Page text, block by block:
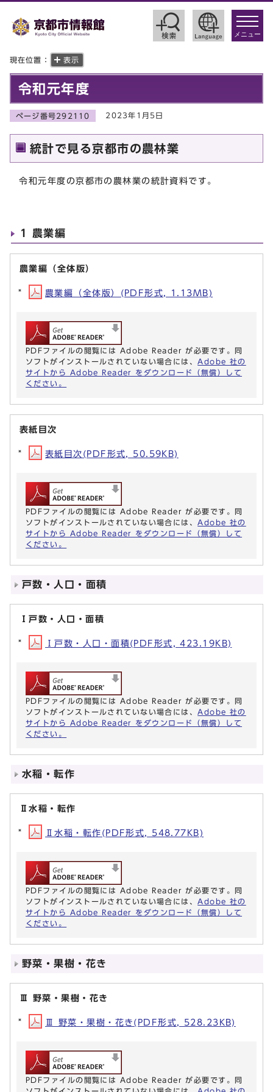
toggle
メニュー
現在位置： 表示
令和元年度
ページ番号292110 2023年1月5日
統計で見る京都市の農林業
令和元年度の京都市の農林業の統計資料です。
1 農業編
農業編（全体版）
農業編（全体版）(PDF形式, 1.13MB)
PDFファイルの閲覧には Adobe Reader が必要です。同
ソフトがインストールされていない場合には、 Adobe 社の
サイトから Adobe Reader をダウンロード（無償）して
ください。
表紙目次
表紙目次(PDF形式, 50.59KB)
PDFファイルの閲覧には Adobe Reader が必要です。同
ソフトがインストールされていない場合には、 Adobe 社の
サイトから Adobe Reader をダウンロード（無償）して
ください。
戸数・人口・面積
Ⅰ戸数・人口・面積
Ⅰ戸数・人口・面積(PDF形式, 423.19KB)
PDFファイルの閲覧には Adobe Reader が必要です。同
ソフトがインストールされていない場合には、 Adobe 社の
サイトから Adobe Reader をダウンロード（無償）して
ください。
水稲・転作
Ⅱ水稲・転作
Ⅱ水稲・転作(PDF形式, 548.77KB)
PDFファイルの閲覧には Adobe Reader が必要です。同
ソフトがインストールされていない場合には、 Adobe 社の
サイトから Adobe Reader をダウンロード（無償）して
ください。
野菜・果樹・花き
Ⅲ 野菜・果樹・花き
Ⅲ 野菜・果樹・花き(PDF形式, 528.23KB)
PDFファイルの閲覧には Adobe Reader が必要です。同